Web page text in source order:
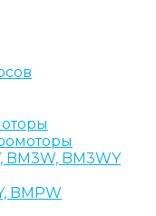
BM3WY
BMPW